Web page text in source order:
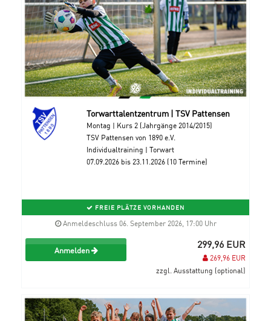
Torwarttalentzentrum | TSV Pattensen
Montag | Kurs 2 (Jahrgänge 2014/2015)
TSV Pattensen von 1890 e.V.
Individualtraining | Torwart
07.09.2026 bis 23.11.2026 (10 Termine)
FREIE PLÄTZE VORHANDEN
Anmeldeschluss 06. September 2026, 17:00 Uhr
Anmelden 299,96 EUR
269,96 EUR
zzgl. Ausstattung (optional)